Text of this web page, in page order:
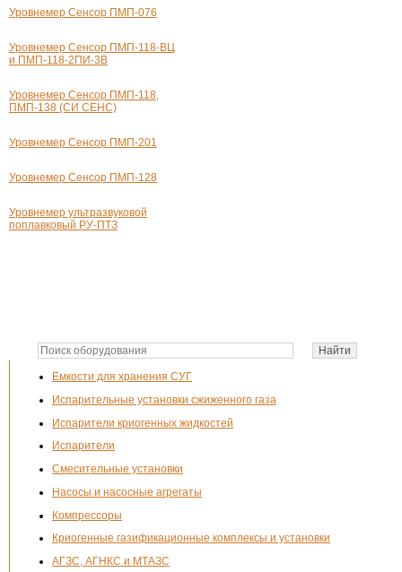
Емкости для хранения СУГ
Испарительные установки сжиженного газа
Испарители криогенных жидкостей
Испарители
Смесительные установки
Насосы и насосные агрегаты
Компрессоры
Криогенные газификационные комплексы и установки
АГЗС, АГНКС и МТАЗС
Уровнемер Сенсор ПМП-076
Уровнемер Сенсор ПМП-118-ВЦ
и ПМП-118-2ПИ-3В
Уровнемер Сенсор ПМП-118,
ПМП-138 (СИ СЕНС)
Уровнемер Сенсор ПМП-201
Уровнемер Сенсор ПМП-128
Уровнемер ультразвуковой
поплавковый РУ-ПТЗ